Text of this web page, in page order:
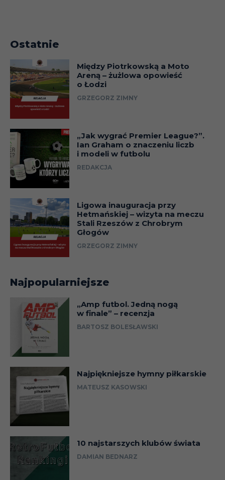
Ostatnie
Między Piotrkowską a Moto
Areną – żużlowa opowieść
o Łodzi
GRZEGORZ ZIMNY
„Jak wygrać Premier League?”.
Ian Graham o znaczeniu liczb
i modeli w futbolu
REDAKCJA
Ligowa inauguracja przy
Hetmańskiej – wizyta na meczu
Stali Rzeszów z Chrobrym
Głogów
GRZEGORZ ZIMNY
Najpopularniejsze
„Amp futbol. Jedną nogą
w finale” – recenzja
BARTOSZ BOLESŁAWSKI
Najpiękniejsze hymny piłkarskie
MATEUSZ KASOWSKI
10 najstarszych klubów świata
DAMIAN BEDNARZ